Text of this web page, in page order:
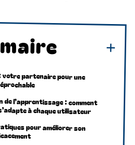
partenaire pour une
l’apprentissage : comment
à chaque utilisateur
pour améliorer son